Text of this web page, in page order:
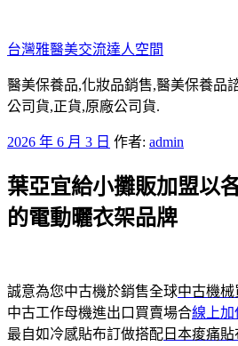
至
主
要
內
台灣雅醫美交流達人空間
醫美保養品,化妝品銷售,醫美保養品
公司貨,正貨,原廠公司貨.
發
於
2026 年 6 月 3 日 作者: admin
葉亞宜給小攤販加盟以
的電動曬衣架品牌
誠意為您中古機於銷售全球中古機械
中古工作母機進出口買賣場合線上加
最自如冷感貼布訂做搭配 日本痠痛貼